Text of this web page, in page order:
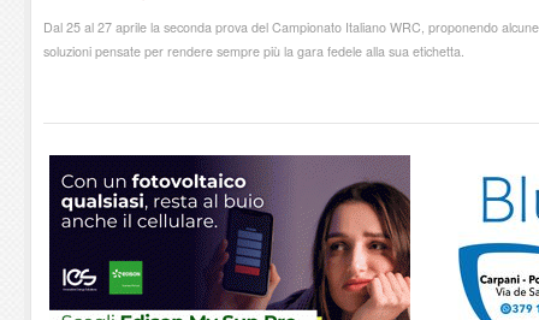
Dal 25 al 27 aprile la seconda prova del Campionato Italiano WRC, proponendo
soluzioni pensate per rendere sempre più la gara fedele alla sua etichetta.